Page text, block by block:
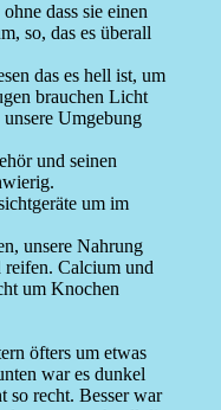
dass sie einen
so, das es überall
das es hell ist, um
brauchen Licht
Umgebung
und seinen
um im
unsere Nahrung
Calcium und
um Knochen
öfters um etwas
war es dunkel
so recht. Besser war